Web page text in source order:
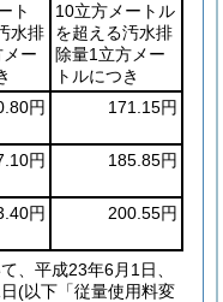
ト
水排
ー
10立方メートル
を超える汚水排
除量1立方メー
トルにつき
円 171.15円
円 185.85円
円 200.55円
、平成23年6月1日、
(以下「従量使用料変